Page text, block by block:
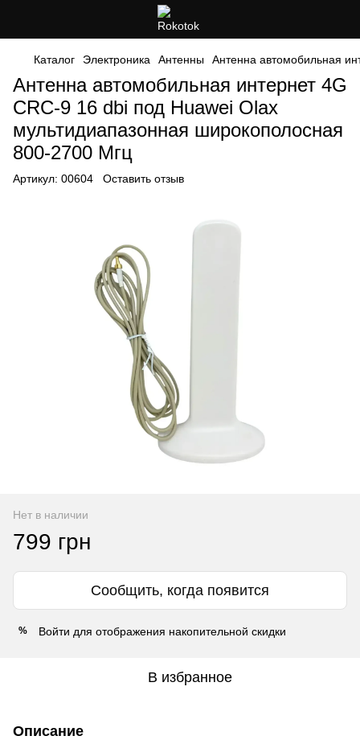
Каталог Электроника Антенны Антенна автомобильная
Антенна автомобильная интернет 4G
CRC-9 16 dbi под Huawei Olax
мультидиапазонная широкополосная
800-2700 Мгц
Артикул: 00604 Оставить отзыв
Нет в наличии
799 грн
Сообщить, когда появится
% Войти для отображения накопительной скидки
В избранное
Описание